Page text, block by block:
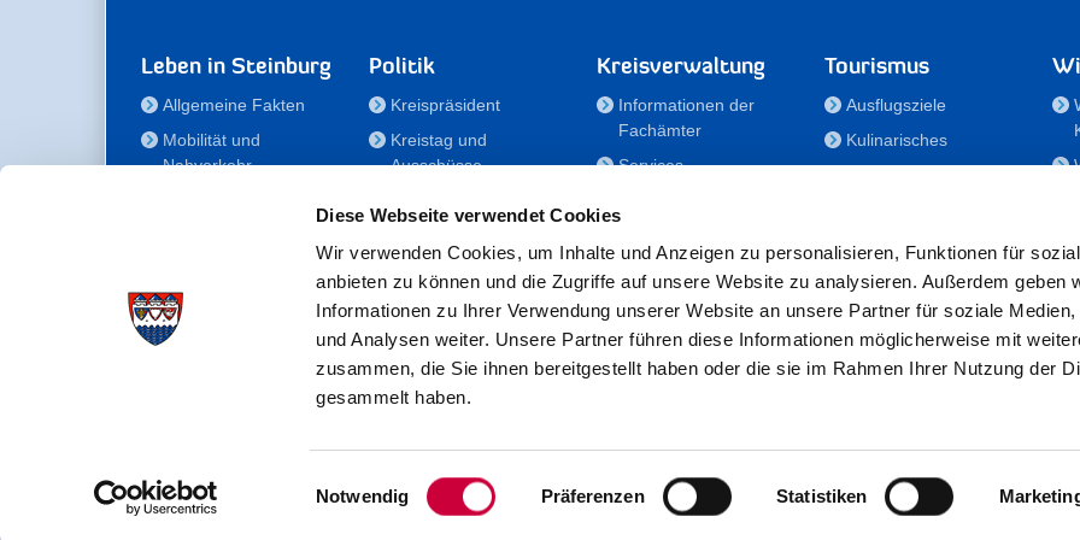
Diese Webseite verwendet Cookies
Wir verwenden Cookies, um Inhalte und Anzeigen zu personalisieren, Funktionen für
anbieten zu können und die Zugriffe auf unsere Website zu analysieren. Außerdem geben
Informationen zu Ihrer Verwendung unserer Website an unsere Partner für soziale Medien,
und Analysen weiter. Unsere Partner führen diese Informationen möglicherweise mit
zusammen, die Sie ihnen bereitgestellt haben oder die sie im Rahmen Ihrer Nutzung der
gesammelt haben.
Einwilligungsauswahl
Notwendig Präferenzen Statistiken
Leben in Steinburg
Allgemeine Fakten
Mobilität und
Nahverkehr
Gesundheit
Bildung
Politik
Kreispräsident
Kreistag und
Ausschüsse
für Menschen mit
Behinderung
Der
Kreisseniorenbeirat
Förderstiftung
Fördergesellschaft/Sportförderung
Kreisverwaltung
Informationen der
Fachämter
Services
Nachwuchskräfte
Notdienste
Formulare/Downloads
RSS-Feeds
Tourismus
Ausflugsziele
Kulinarisches
Veranstaltungen
Kreisverwaltung Steinburg · Viktoriastraße 16-18 · 25524 Itzehoe · Telefon: 04821/69-0 · Fax: 04821/699-356 · E-Mail:
Datenschutz·Impressum Hinweisgeberschutzgesetz